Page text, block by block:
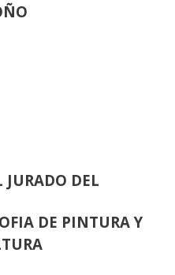
DEL
DE PINTURA Y